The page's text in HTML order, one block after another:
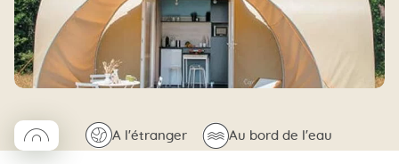
◯Coco rond🌍A l'étranger 🌊Au bord de l'eau